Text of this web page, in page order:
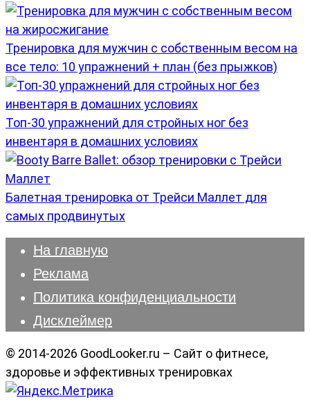
Тренировка для мужчин с собственным весом на
все тело: 10 упражнений + план (без прыжков)
Топ-30 упражнений для стройных ног без
инвентаря в домашних условиях
Балетная тренировка от Трейси Маллет для
самых продвинутых
На главную
Реклама
Политика конфиденциальности
Дисклеймер
© 2014-2026 GoodLooker.ru – Сайт о фитнесе,
здоровье и эффективных тренировках